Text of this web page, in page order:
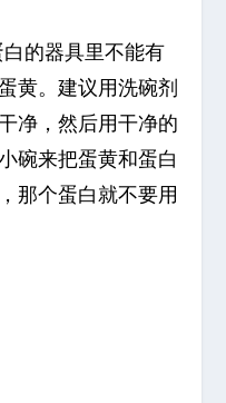
的器具里不能有
黄。建议用洗碗剂
净，然后用干净的
碗来把蛋黄和蛋白
那个蛋白就不要用